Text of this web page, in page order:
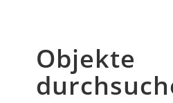
Objekte